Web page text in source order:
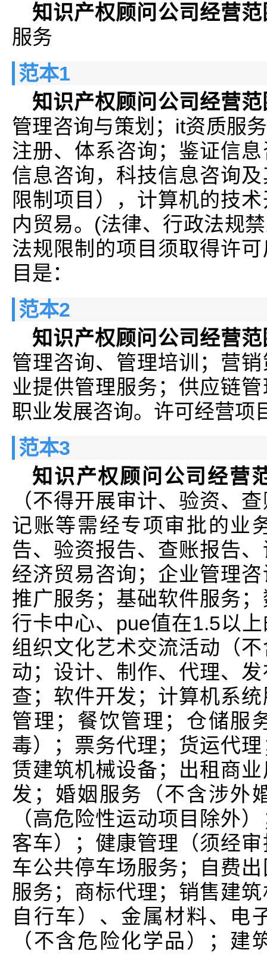
知识产权顾问公司经营范
服务
范本1
知识产权顾问公司经营
管理咨询与策划；it资质服
注册、体系咨询；鉴证信
信息咨询，科技信息咨询
限制项目），计算机的技
内贸易。(法律、行政法规
法规限制的项目须取得许
目是：
范本2
知识产权顾问公司经营
管理咨询、管理培训；营
业提供管理服务；供应链
职业发展咨询。许可经营项
范本3
知识产权顾问公司经营
（不得开展审计、验资、
记账等需经专项审批的业
告、验资报告、查账报告
经济贸易咨询；企业管理
推广服务；基础软件服务
行卡中心、pue值在1.5以
组织文化艺术交流活动（
动；设计、制作、代理、
查；软件开发；计算机系
管理；餐饮管理；仓储服
毒）；票务代理；货运代
赁建筑机械设备；出租商
发；婚姻服务（不含涉外
（高危险性运动项目除外
客车）；健康管理（须经
车公共停车场服务；自费
服务；商标代理；销售建
自行车）、金属材料、电
（不含危险化学品）；